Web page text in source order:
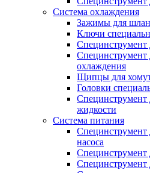
Система охлаждения
Зажимы для
Ключи
Специнструмент
Специнструмент
охлаждения
Щипцы для
Головки
жидкости
Система питания
насоса